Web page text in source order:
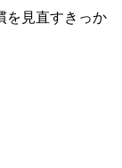
を見直すきっか